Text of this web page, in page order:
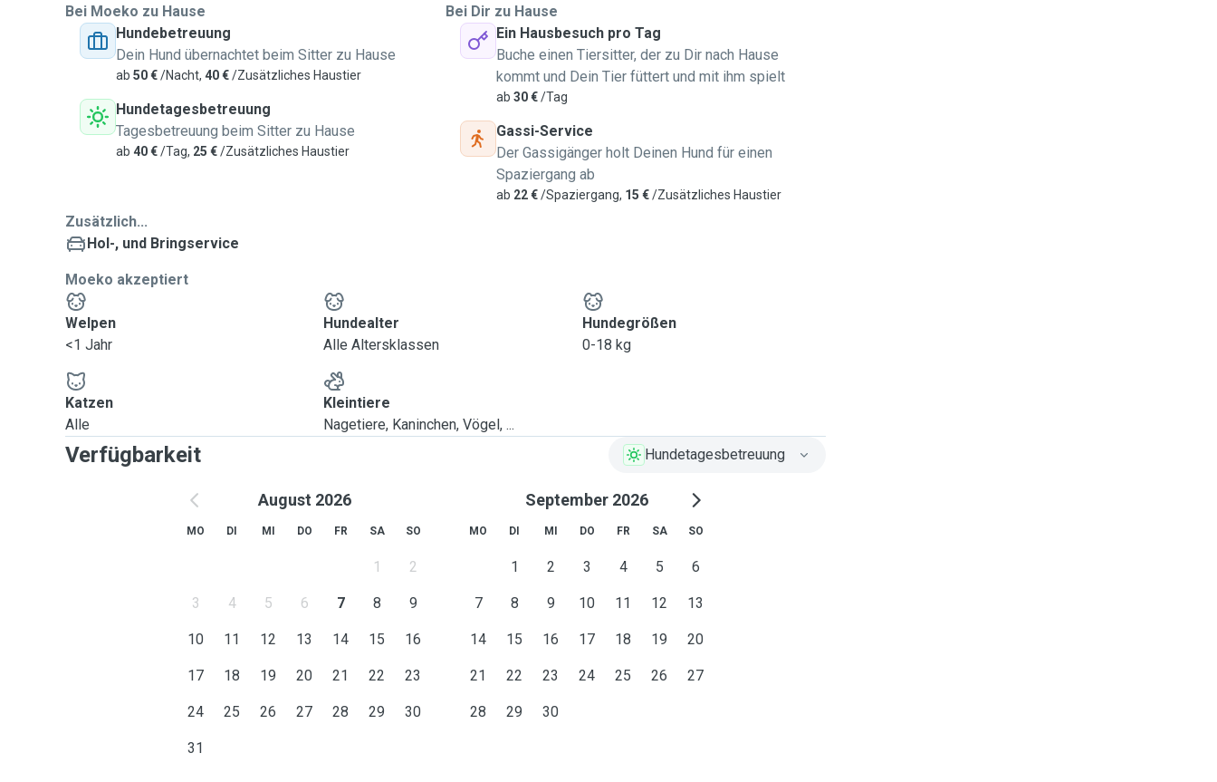
Bei Moeko zu Hause
Hundebetreuung
Dein Hund übernachtet beim Sitter zu Hause
ab 50 €/Nacht, 40 €/Zusätzliches Haustier
Hundetagesbetreuung
Tagesbetreuung beim Sitter zu Hause
ab 40 €/Tag, 25 €/Zusätzliches Haustier
Bei Dir zu Hause
Ein Hausbesuch pro Tag
Buche einen Tiersitter, der zu Dir nach Hause
kommt und Dein Tier füttert und mit ihm spielt
ab 30 €/Tag
Gassi-Service
Der Gassigänger holt Deinen Hund für einen
Spaziergang ab
ab 22 €/Spaziergang, 15 €/Zusätzliches Haustier
Zusätzlich...
Hol-, und Bringservice
Moeko akzeptiert
Welpen
<1 Jahr
Hundealter
Alle Altersklassen
Hundegrößen
0-18 kg
Katzen
Alle
Kleintiere
Nagetiere, Kaninchen, Vögel, ...
Verfügbarkeit Hundetagesbetreuung
August 2026
MO DI MI DO FR SA SO
1 2
3 4 5 6 7 8 9
10 11 12 13 14 15 16
17 18 19 20 21 22 23
24 25 26 27 28 29 30
31
September 2026
MO DI MI DO FR SA SO
1 2 3 4 5 6
7 8 9 10 11 12 13
14 15 16 17 18 19 20
21 22 23 24 25 26 27
28 29 30